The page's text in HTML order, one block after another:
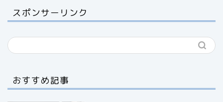
スポンサーリンク
おすすめ記事